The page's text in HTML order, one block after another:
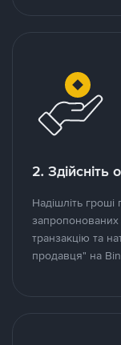
2.
Надішліть
запропонованих
транзакцію та
продавця" на